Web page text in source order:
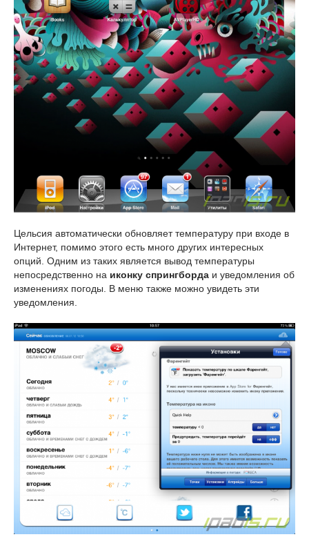
Цельсия автоматически обновляет температуру при входе в
Интернет, помимо этого есть много других интересных
опций. Одним из таких является вывод температуры
непосредственно на иконку спрингборда и уведомления об
изменениях погоды. В меню также можно увидеть эти
уведомления.